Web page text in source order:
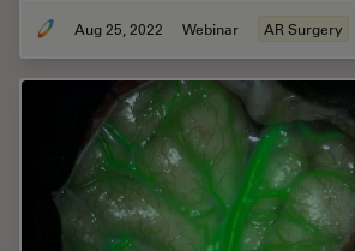
Aug 25, 2022 Webinar AR Surgery